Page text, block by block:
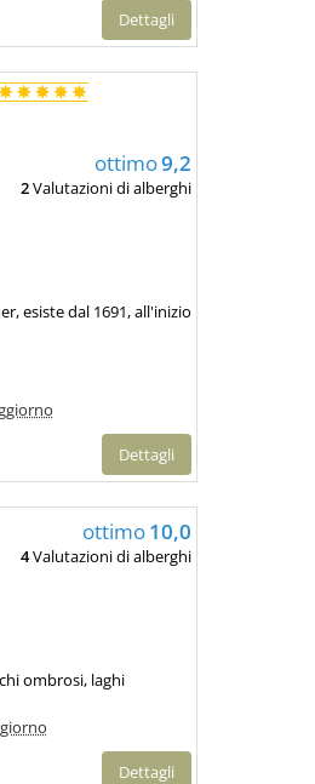
Dettagli
ottimo9,2
2Valutazioni di alberghi
esiste dal 1691, all'inizio
Dettagli
ottimo10,0
4Valutazioni di alberghi
ombrosi, laghi
Dettagli